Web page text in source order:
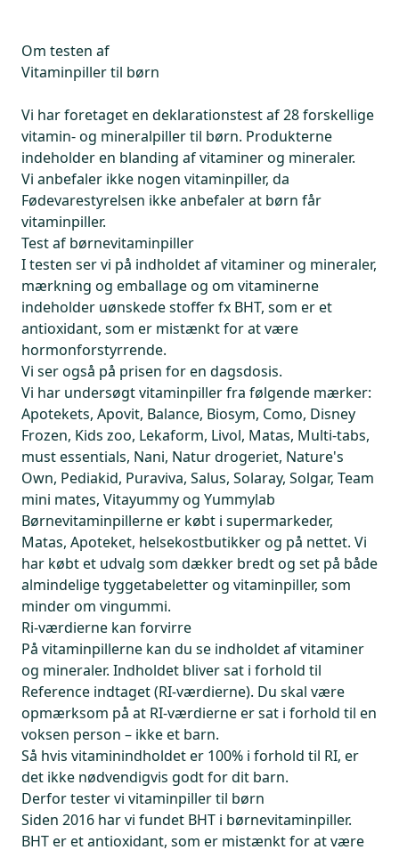
Om testen af
Vitaminpiller til børn
Vi har foretaget en deklarationstest af 28 forskellige
vitamin- og mineralpiller til børn. Produkterne
indeholder en blanding af vitaminer og mineraler.
Vi anbefaler ikke nogen vitaminpiller, da
Fødevarestyrelsen ikke anbefaler at børn får
vitaminpiller.
Test af børnevitaminpiller
I testen ser vi på indholdet af vitaminer og mineraler,
mærkning og emballage og om vitaminerne
indeholder uønskede stoffer fx BHT, som er et
antioxidant, som er mistænkt for at være
hormonforstyrrende.
Vi ser også på prisen for en dagsdosis.
Vi har undersøgt vitaminpiller fra følgende mærker:
Apotekets, Apovit, Balance, Biosym, Como, Disney
Frozen, Kids zoo, Lekaform, Livol, Matas, Multi-tabs,
must essentials, Nani, Natur drogeriet, Nature's
Own, Pediakid, Puraviva, Salus, Solaray, Solgar, Team
mini mates, Vitayummy og Yummylab
Børnevitaminpillerne er købt i supermarkeder,
Matas, Apoteket, helsekostbutikker og på nettet. Vi
har købt et udvalg som dækker bredt og set på både
almindelige tyggetabeletter og vitaminpiller, som
minder om vingummi.
Ri-værdierne kan forvirre
På vitaminpillerne kan du se indholdet af vitaminer
og mineraler. Indholdet bliver sat i forhold til
Reference indtaget (RI-værdierne). Du skal være
opmærksom på at RI-værdierne er sat i forhold til en
voksen person – ikke et barn.
Så hvis vitaminindholdet er 100% i forhold til RI, er
det ikke nødvendigvis godt for dit barn.
Derfor tester vi vitaminpiller til børn
Siden 2016 har vi fundet BHT i børnevitaminpiller.
BHT er et antioxidant, som er mistænkt for at være